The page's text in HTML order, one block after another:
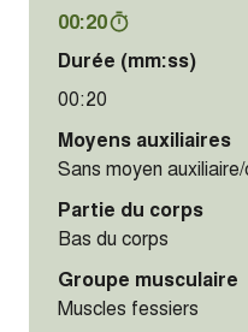
00:20
Durée (mm:ss)
00:20
Moyens auxiliaires
Sans moyen
Partie du corps
Bas du corps
Groupe musculaire
Muscles fessiers